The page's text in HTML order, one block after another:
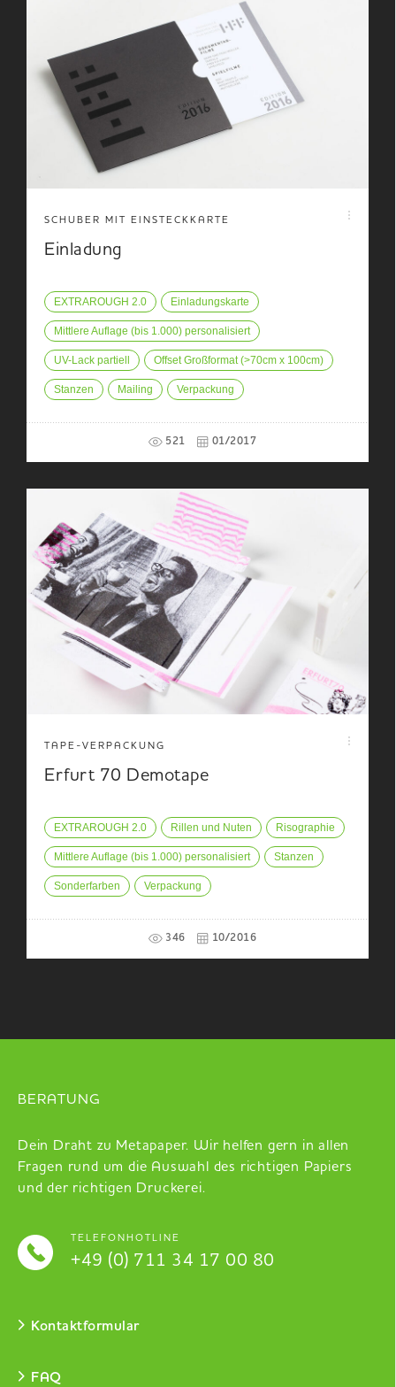
SCHUBER MIT EINSTECKKARTE
Einladung
EXTRAROUGH 2.0 Einladungskarte
Mittlere Auflage (bis 1.000) personalisiert
UV-Lack partiell Offset Großformat (>70cm x 100cm)
Stanzen Mailing Verpackung
521 01/2017
TAPE-VERPACKUNG
Erfurt 70 Demotape
EXTRAROUGH 2.0 Rillen und Nuten Risographie
Mittlere Auflage (bis 1.000) personalisiert Stanzen
Sonderfarben Verpackung
346 10/2016
BERATUNG
Dein Draht zu Metapaper. Wir helfen gern in allen
Fragen rund um die Auswahl des richtigen Papiers
und der richtigen Druckerei.
TELEFONHOTLINE
+49 (0) 711 34 17 00 80
Kontaktformular
FAQ